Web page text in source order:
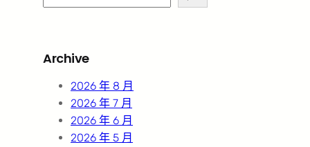
e
c
Archive
2026 年 8 月
2026 年 7 月
2026 年 6 月
2026 年 5 月